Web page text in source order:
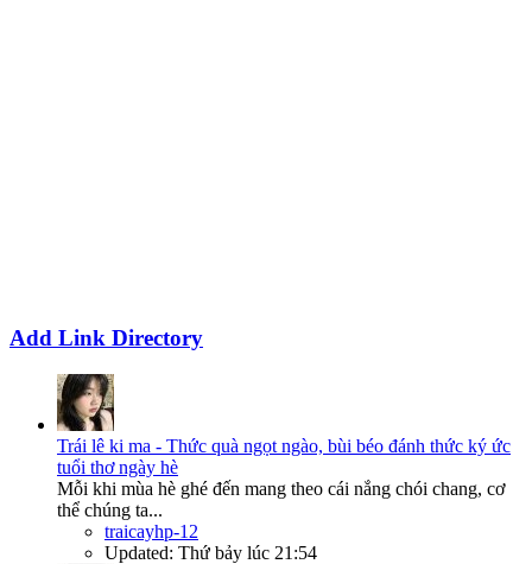
Add Link Directory
Trái lê ki ma - Thức quà ngọt ngào, bùi béo đánh thức ký ức
tuổi thơ ngày hè
Mỗi khi mùa hè ghé đến mang theo cái nắng chói chang, cơ
thể chúng ta...
traicayhp-12
Updated: Thứ bảy lúc 21:54